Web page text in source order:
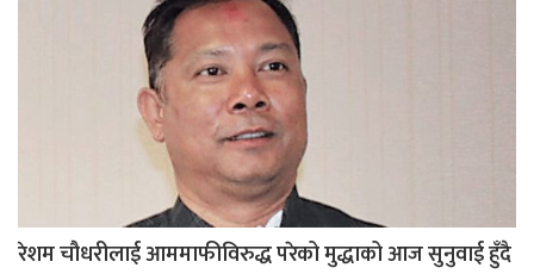
रेशम चौधरीलाई आममाफीविरुद्ध परेको मुद्धाको आज सुनुवाई हुँदै